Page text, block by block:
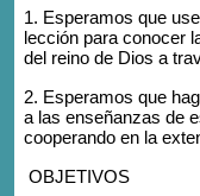
1. Esperamos que
lección para conocer
del reino de Dios a
2. Esperamos que
a las enseñanzas de
cooperando en la
OBJETIVOS